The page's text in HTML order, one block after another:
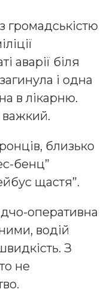
громадськістю
аварії біля
і одна
в лікарню.
близько
бенц”
щастя”.
оперативна
водій
З
не